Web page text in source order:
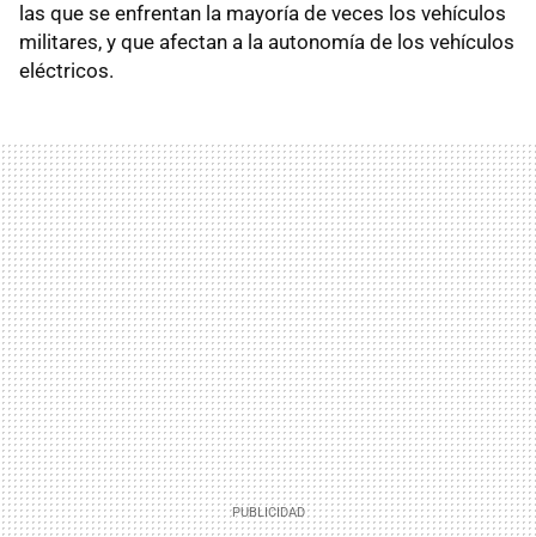
las que se enfrentan la mayoría de veces los vehículos
militares, y que afectan a la autonomía de los vehículos
eléctricos.